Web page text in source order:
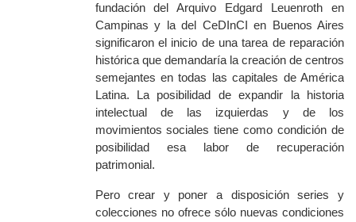
fundación del Arquivo Edgard Leuenroth en
Campinas y la del CeDInCI en Buenos Aires
significaron el inicio de una tarea de reparación
histórica que demandaría la creación de centros
semejantes en todas las capitales de América
Latina. La posibilidad de expandir la historia
intelectual de las izquierdas y de los
movimientos sociales tiene como condición de
posibilidad esa labor de recuperación
patrimonial.
Pero crear y poner a disposición series y
colecciones no ofrece sólo nuevas condiciones